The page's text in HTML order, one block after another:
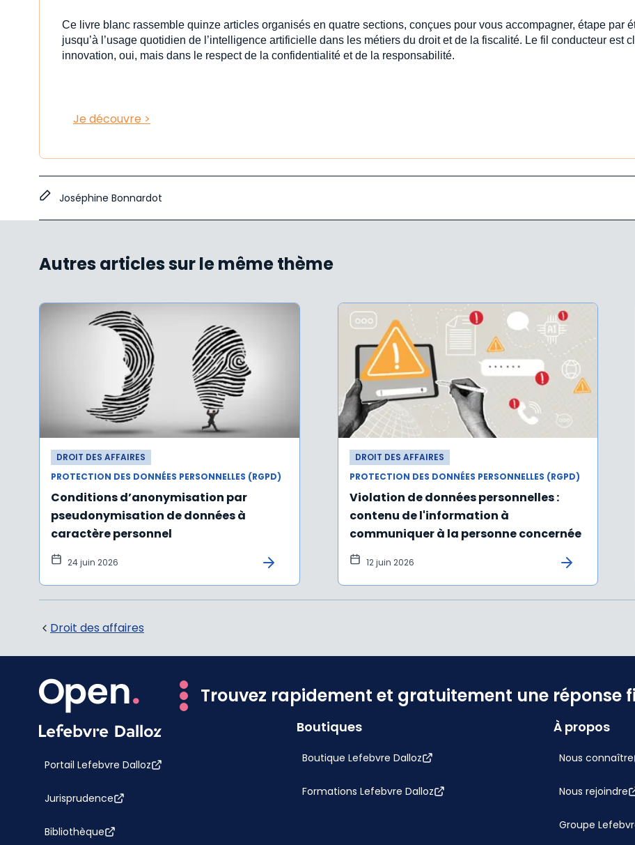
Ce livre blanc rassemble quinze articles organisés en quatre sections, conçues pour vous accompagner, étape par
jusqu’à l’usage quotidien de l’intelligence artificielle dans les métiers du droit et de la fiscalité. Le fil conducteur est
innovation, oui, mais dans le respect de la confidentialité et de la responsabilité.
Je découvre >
Joséphine Bonnardot
Autres articles sur le même thème
DROIT DES AFFAIRES
PROTECTION DES DONNÉES PERSONNELLES (RGPD)
Conditions d’anonymisation par
pseudonymisation de données à
caractère personnel
24 juin 2026
DROIT DES AFFAIRES
PROTECTION DES DONNÉES PERSONNELLES (RGPD)
Violation de données personnelles :
contenu de l'information à
communiquer à la personne concernée
12 juin 2026
Droit des affaires
Trouvez rapidement et gratuitement une réponse
Portail Lefebvre Dalloz
Jurisprudence
Bibliothèque
Boutiques
Boutique Lefebvre Dalloz
Formations Lefebvre Dalloz
À propos
Nous connaître
Nous rejoindre
Groupe